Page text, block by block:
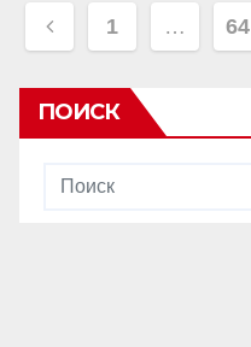
Пагинация
записей
1 … 64
ПОИСК